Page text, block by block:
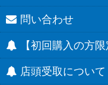
問い合わせ
【初回購入の方
店頭受取について